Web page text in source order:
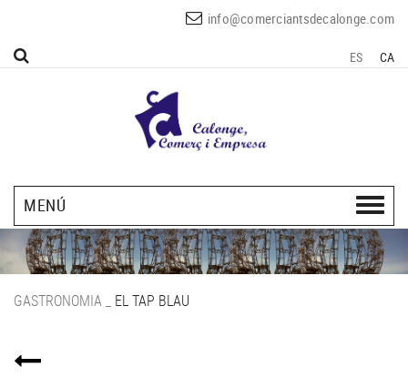
info@comerciantsdecalonge.com
ES CA
MENÚ
GASTRONOMIA EL TAP BLAU